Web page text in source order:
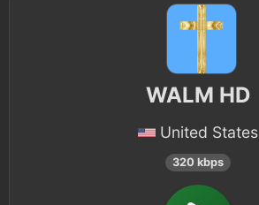
WALM HD
United States
320 kbps